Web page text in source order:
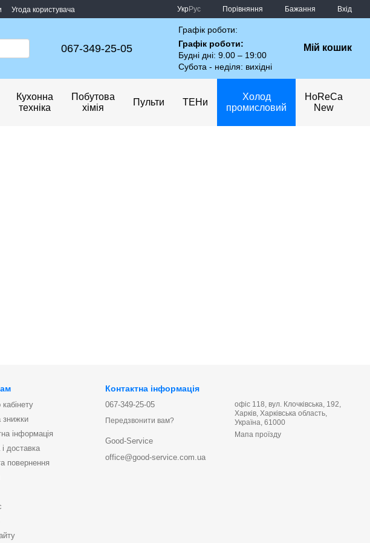
Угода користувача
УкрРус Порівняння Бажання Вхід
067-349-25-05
Графік роботи:
Графік роботи:
Будні дні: 9.00 – 19:00
Субота - неділя: вихідні
Мій кошик
Кухонна
техніка
Побутова
хімія
Пульти ТЕНи
Холод
промисловий
HoReCa
New
знижки
інформація
доставка
повернення
Контактна інформація
067-349-25-05
Передзвонити вам?
Good-Service
office@good-service.com.ua
офіс 118, вул. Клочківська, 192,
Харків, Харківська область,
Україна, 61000
Мапа проїзду